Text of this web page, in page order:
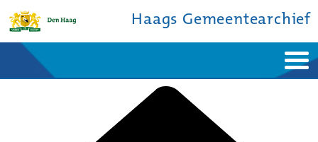
Haags Gemeentearchief
Bronnen en collecties